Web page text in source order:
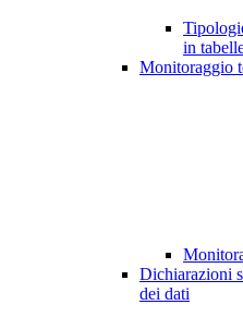
in
Monitoraggio
Dichiarazioni
dei dati